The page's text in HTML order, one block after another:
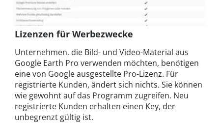
Lizenzen für Werbezwecke
Unternehmen, die Bild- und Video-Material aus
Google Earth Pro verwenden möchten, benötigen
eine von Google ausgestellte Pro-Lizenz. Für
registrierte Kunden, ändert sich nichts. Sie können
wie gewohnt auf das Programm zugreifen. Neu
registrierte Kunden erhalten einen Key, der
unbegrenzt gültig ist.